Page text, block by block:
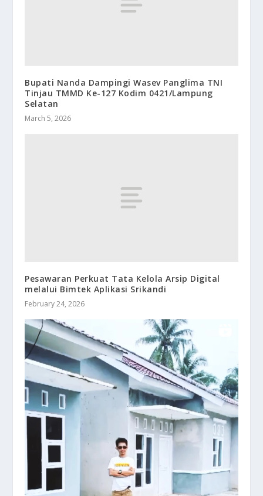
Bupati Nanda Dampingi Wasev Panglima TNI
Tinjau TMMD Ke-127 Kodim 0421/Lampung
Selatan
March 5, 2026
Pesawaran Perkuat Tata Kelola Arsip Digital
melalui Bimtek Aplikasi Srikandi
February 24, 2026